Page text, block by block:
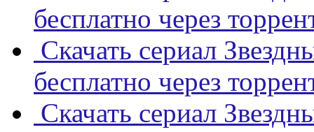
бесплатно через
Скачать сериал
бесплатно через
Скачать сериал